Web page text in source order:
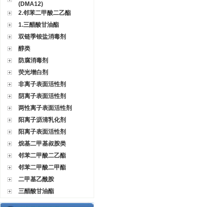
(DMA12)
2.邻苯二甲酸二乙酯
1.三醋酸甘油酯
双链季铵盐消毒剂
醇类
防腐消毒剂
荧光增白剂
非离子表面活性剂
阴离子表面活性剂
两性离子表面活性剂
阳离子沥清乳化剂
阳离子表面活性剂
烷基二甲基叔胺类
邻苯二甲酸二乙酯
邻苯二甲酸二甲酯
二甲基乙酰胺
三醋酸甘油酯